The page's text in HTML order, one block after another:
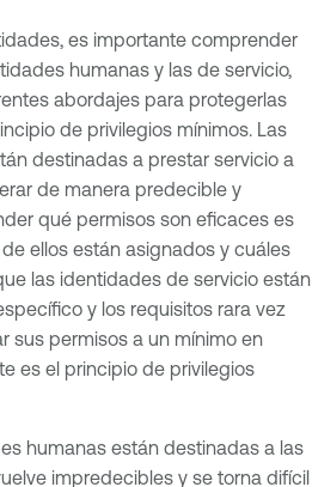
es importante comprender
humanas y las de servicio,
abordajes para protegerlas
de privilegios mínimos. Las
destinadas a prestar servicio a
de manera predecible y
qué permisos son eficaces es
ellos están asignados y cuáles
las identidades de servicio están
y los requisitos rara vez
sus permisos a un mínimo en
es el principio de privilegios
humanas están destinadas a las
impredecibles y se torna difícil